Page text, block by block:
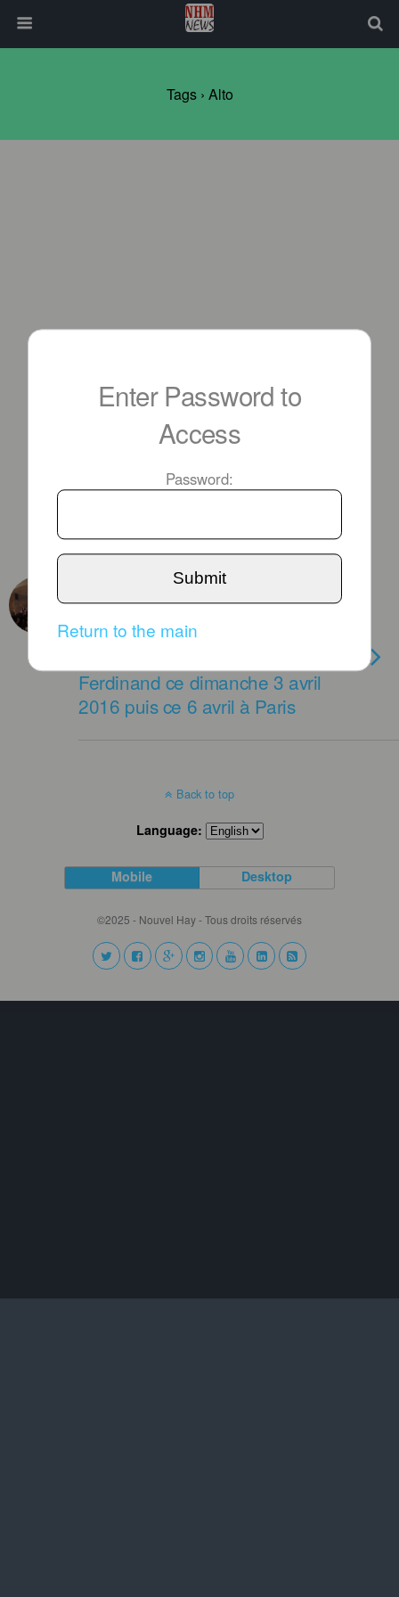
Tags › Alto
Hasmik MARTIROSYAN au
concert du Chœur ALAIN
Ferdinand ce dimanche 3 avril
2016 puis ce 6 avril à Paris
Back to top
Language:
Mobile Desktop
©2025 - Nouvel Hay - Tous droits réservés
Enter Password to
Access
Password:
Submit
Return to the main